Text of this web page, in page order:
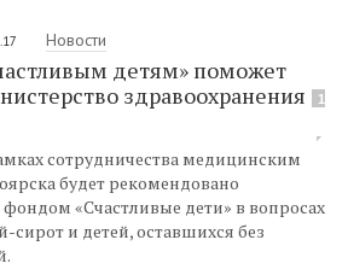
Новости
детям» поможет
здравоохранения
1
сотрудничества медицинским
будет рекомендовано
фондом «Счастливые дети» в вопросах
сирот и детей, оставшихся без